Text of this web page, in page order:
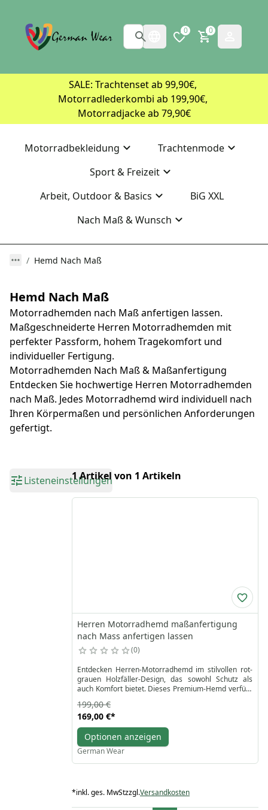
0 0
SALE: Trachtenset ab 99,90€,
Motorradlederkombi ab 199,90€,
Motorradjacke ab 79,90€
Motorradbekleidung
Trachtenmode
Sport & Freizeit
Arbeit, Outdoor & Basics
BiG XXL
Nach Maß & Wunsch
Hemd Nach Maß
Hemd Nach Maß
Motorradhemden nach Maß anfertigen lassen.
Maßgeschneiderte Herren Motorradhemden mit
perfekter Passform, hohem Tragekomfort und
individueller Fertigung.
Motorradhemden Nach Maß & Maßanfertigung
Entdecken Sie hochwertige Herren Motorradhemden
nach Maß. Jedes Motorradhemd wird individuell nach
Ihren Körpermaßen und persönlichen Anforderungen
gefertigt.
Listeneinstellungen1 Artikel von 1 Artikeln
Herren Motorradhemd maßanfertigung
nach Mass anfertigen lassen
0
Entdecken Herren-Motorradhemd im stilvollen rot-
grauen Holzfäller-Design, das sowohl Schutz als
auch Komfort bietet. Dieses Premium-Hemd verfügt
weiche Außenschicht aus 100 % Baumwolle, eine
mittlere Schicht aus hochfesten Aramidfasern und
ein atmungsaktives Polyester-Netzfutter. Mit
getesteten Protektoren für Arme, Brust, Schultern
und Rücken sowie DuPont™ Kevlar-Verstärkungen in
wichtigen Aufprallbereichen bietet es zuverlässigen
Panzerschutz, ohne auf Stil oder Bewegungsfreiheit
Das Hemd wurde unter Berücksichtigung der
169,00 €*
199,00 €
Optionen anzeigen
German Wear
*inkl. ges. MwStzzgl.Versandkosten